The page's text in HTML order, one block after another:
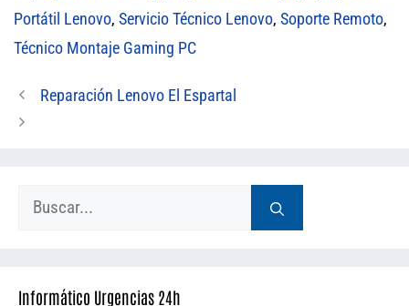
Portátil Lenovo, Servicio Técnico Lenovo, Soporte Remoto,
Técnico Montaje Gaming PC
Reparación Lenovo El Espartal
Informático Urgencias 24h